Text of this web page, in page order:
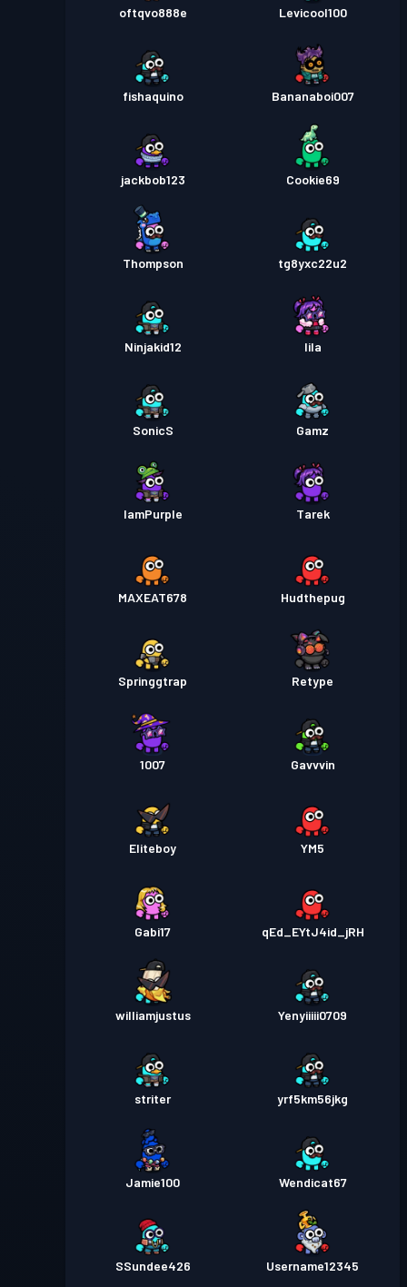
oftqvo888e Levicool100
fishaquino Bananaboi007
jackbob123 Cookie69
Thompson tg8yxc22u2
Ninjakid12 lila
SonicS Gamz
IamPurple Tarek
MAXEAT678 Hudthepug
Springgtrap Retype
1007 Gavvvin
Eliteboy YM5
Gabi17 qEd_EYtJ4id_jRH
williamjustus Yenyiiiii0709
striter yrf5km56jkg
Jamie100 Wendicat67
SSundee426 Username12345